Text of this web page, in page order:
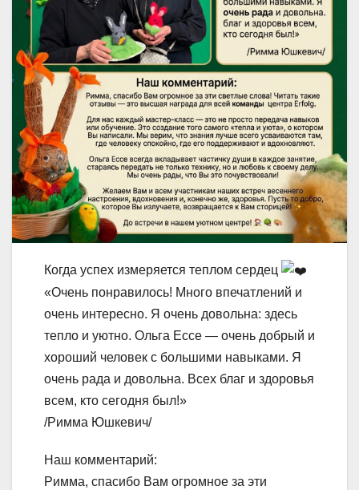
Когда успех измеряется теплом сердец
«Очень понравилось! Много впечатлений и
очень интересно. Я очень довольна: здесь
тепло и уютно. Ольга Ессе — очень добрый и
хороший человек с большими навыками. Я
очень рада и довольна. Всех благ и здоровья
всем, кто сегодня был!»
/Римма Юшкевич/
Наш комментарий:
Римма, спасибо Вам огромное за эти